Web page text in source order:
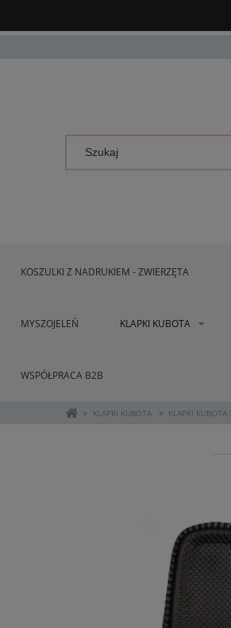
KOSZULKI Z NADRUKIEM - ZWIERZĘTA
MYSZOJELEŃ KLAPKI KUBOTA
WSPÓŁPRACA B2B
» KLAPKI KUBOTA » KLAPKI KUBOTA